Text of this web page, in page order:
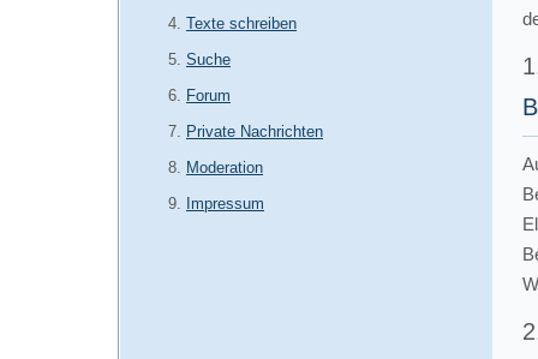
Texte schreiben
Suche
Forum
Private Nachrichten
Moderation
Impressum